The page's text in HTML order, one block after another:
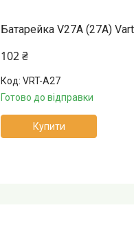
Батарейка V27A (27A)
102 ₴
VRT-A27
Готово до відправки
Купити